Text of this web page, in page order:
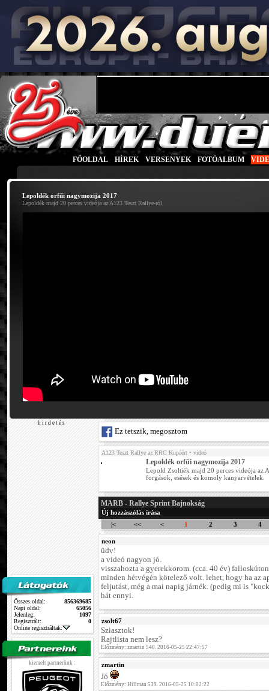
FŐOLDAL HÍREK VERSENYEK FOTÓALBUM
Lepoldék orfűi nagymozija 2017
Lepoldék majd 20 perces videója az A123 Teszt Rallye-ról
h i r d e t é s
Összes oldal:
856369685
Napi oldal:
65056
Jelenleg:
1097
Regisztrált:
0
Online regisztráltak:
kiemelt partnerünk :
Ez tetszik, megosztom
A123 Teszt Rallye az RRC Kupáért • videó
Lepoldék orfűi nagymozija 2017
Lepold Zsoltiék majd 20 perces videója az
forgások, esések és komoly kanyarvételek.
MARB - Rallye Sprint Bajnokság
Új hozzászólás írása
|<
<< < 1 2 3 4
neon
üdv!
a videó nagyon jó.
visszahozta a gyerekkorom. (cca. 40 év)
minden hétvégén kötelező volt. lehet, hogy ha az
feljutást, még a mai napig járnék. (pedig mi is
hát ennyi.
zsolt67
Sziasztok!
Rajtlista nem lesz?
Előzmény: zmartin 540. 2016-05-25 22:47:57
zmartin
Jó
Előzmény: Hillman 539. 2016-05-25 10:02:22